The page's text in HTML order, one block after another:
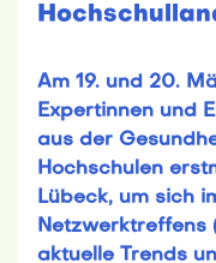
Am 19. und 20.
Expertinnen und
aus der
Hochschulen
Lübeck, um sich
Netzwerktreffens
aktuelle Trends